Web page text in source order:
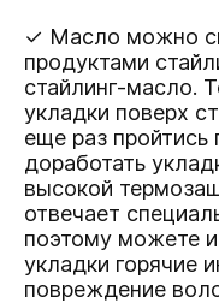
✓ Масло можно
продуктами
стайлинг-масло.
укладки поверх
еще раз
доработать
высокой
отвечает
поэтому можете
укладки горячие
повреждение